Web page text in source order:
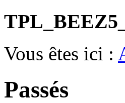
Vous êtes ici :
Passés